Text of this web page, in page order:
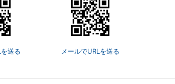
送る
メールでURLを送る